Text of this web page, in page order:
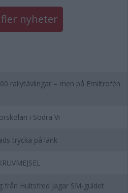
fler nyheter
rallytävlingar – men på Emiltrofén
i Södra Vi
trycka på länk
från Hultsfred jagar SM-guldet